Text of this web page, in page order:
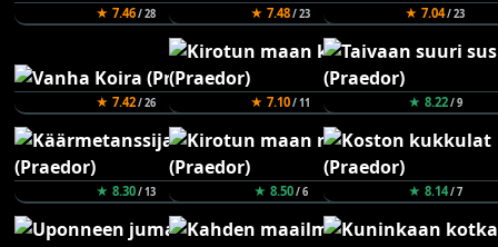
★ 7.46/ 28 ★ 7.48/ 23 ★ 7.04/ 23
★ 7.42/ 26 ★ 7.10/ 11 ★ 8.22/ 9
★ 8.30/ 13 ★ 8.50/ 6 ★ 8.14/ 7